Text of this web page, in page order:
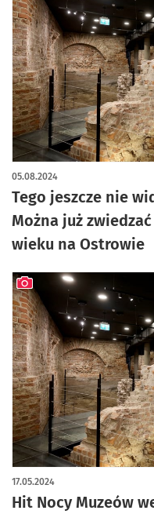
Tego jeszcze nie
Można już
wieku na Ostrowie
05.08.2024
artykuł z galerią zdjęć
Hit Nocy Muzeów
17.05.2024
artykuł z galerią zdjęć